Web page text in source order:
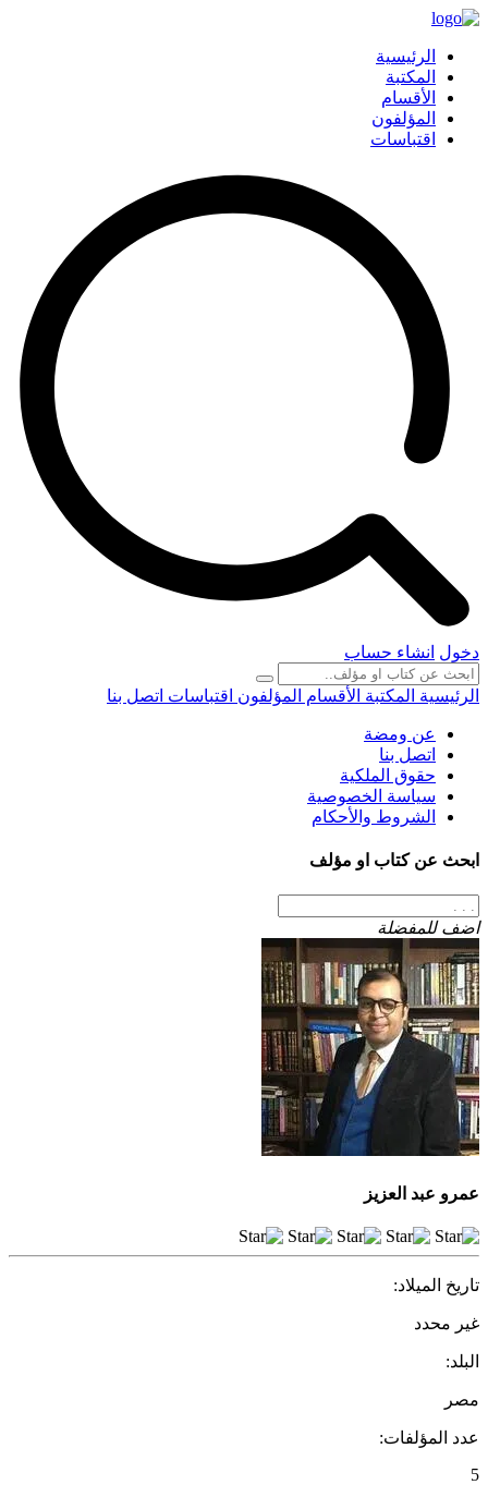
الرئيسية
المكتبة
الأقسام
المؤلفون
اقتباسات
دخول انشاء حساب
الرئيسية المكتبة الأقسام المؤلفون اقتباسات اتصل بنا
عن ومضة
اتصل بنا
حقوق الملكية
سياسة الخصوصية
الشروط والأحكام
ابحث عن كتاب او مؤلف
اضف للمفضلة
عمرو عبد العزيز
تاريخ الميلاد:
غير محدد
البلد:
مصر
عدد المؤلفات:
5